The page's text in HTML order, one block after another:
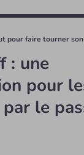
pour faire tourner
: une
pour
le